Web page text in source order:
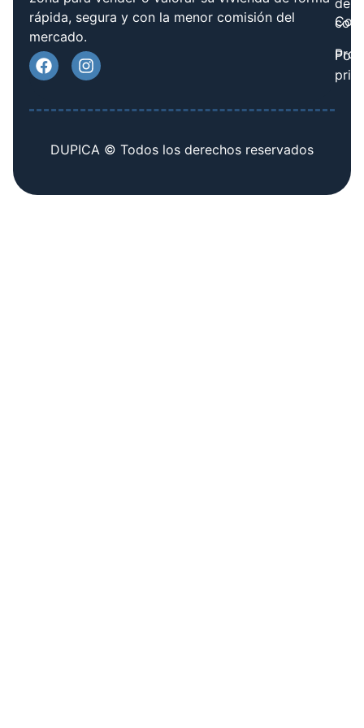
rápida, segura y con la menor comisión del
mercado.
de
DUPICA © Todos los derechos reservados